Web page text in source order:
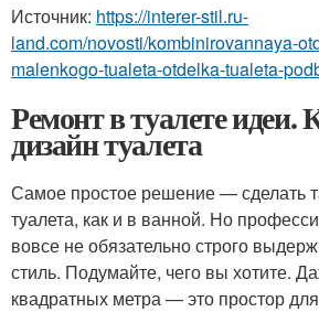
Источник: https://interer-stil.ru-
land.com/novosti/kombinirovannaya-
malenkogo-tualeta-otdelka-tualeta-
Ремонт в туалете идеи.
дизайн туалета
Самое простое решение — сделать
туалета, как и в ванной. Но
вовсе не обязательно строго
стиль. Подумайте, чего вы хотите.
квадратных метра — это простор